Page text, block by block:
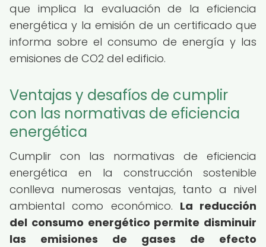
que implica la evaluación de la eficiencia
energética y la emisión de un certificado que
informa sobre el consumo de energía y las
emisiones de CO2 del edificio.
Ventajas y desafíos de cumplir
con las normativas de eficiencia
energética
Cumplir con las normativas de eficiencia
energética en la construcción sostenible
conlleva numerosas ventajas, tanto a nivel
ambiental como económico. La reducción
del consumo energético permite disminuir
las emisiones de gases de efecto